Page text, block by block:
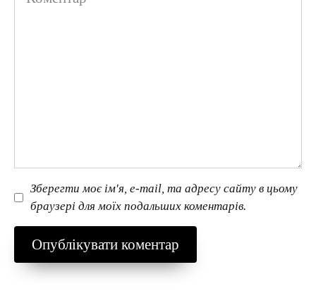
Зберегти моє ім'я, e-mail, та адресу сайту в цьому
браузері для моїх подальших коментарів.